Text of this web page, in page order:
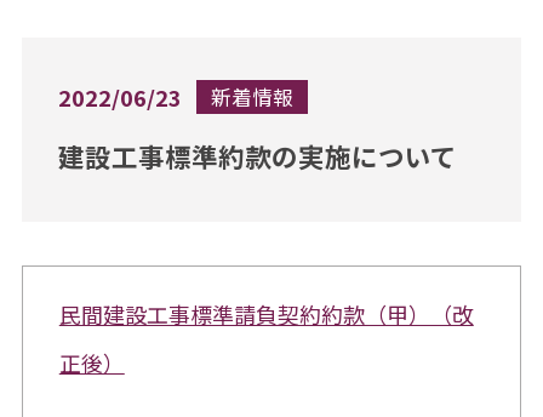
2022/06/23 新着情報
建設工事標準約款の実施について
民間建設工事標準請負契約約款（甲）（改
正後）